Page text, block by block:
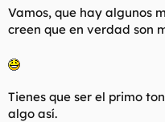
Vamos, que hay algunos
creen que en verdad son
Tienes que ser el primo
algo así.